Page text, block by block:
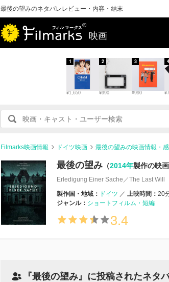
最後の望みのネタバレレビュー・内容・結末
映画
¥1,650
1
¥990
2
¥990
3 4
Filmarks映画情報 ドイツ映画 最後の望みの映画情報・
最後の望み （2014年製作の映画
Erledigung Einer Sache／The Last Will
製作国・地域： ドイツ 上映時間： 20
ジャンル： ショートフィルム・短編
3.4
『最後の望み』に投稿されたネタ